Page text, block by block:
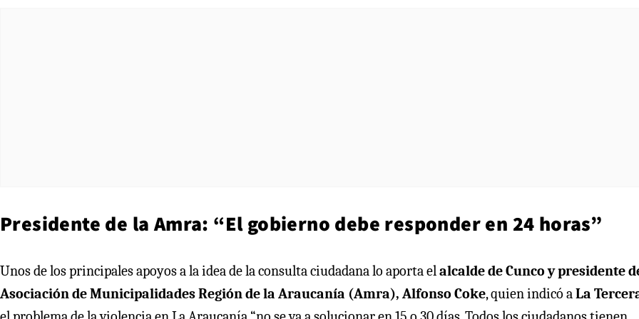
Presidente de la Amra: “El gobierno debe responder en 24 horas”
Unos de los principales apoyos a la idea de la consulta ciudadana lo aporta elalcalde de Cunco y presidente
Asociación de Municipalidades Región de la Araucanía (Amra), Alfonso Coke, quien indicó aLa